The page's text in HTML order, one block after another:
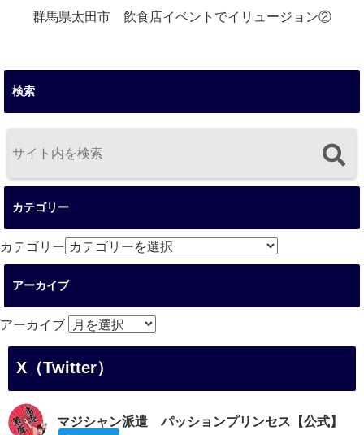
群馬県太田市 飲食店イベントでイリュージョン②
検索
カテゴリー
カテゴリー
アーカイブ
アーカイブ
X（Twitter）
マジシャン派遣 パッションプリンセス【公式】